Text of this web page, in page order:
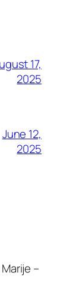
17,
2025
June 12,
2025
–